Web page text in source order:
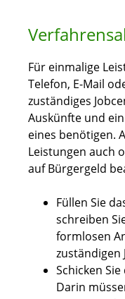
Für einmalige
Telefon, E-Mail
zuständiges
Auskünfte und
eines benötigen.
Leistungen auch
auf Bürgergeld
Füllen Sie
schreiben
formlosen
zuständigen
Schicken
Darin